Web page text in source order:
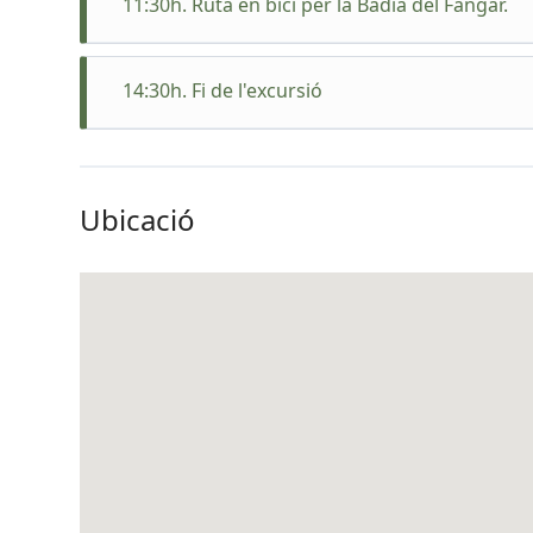
14:30h. Fi de l'excursió
Ubicació